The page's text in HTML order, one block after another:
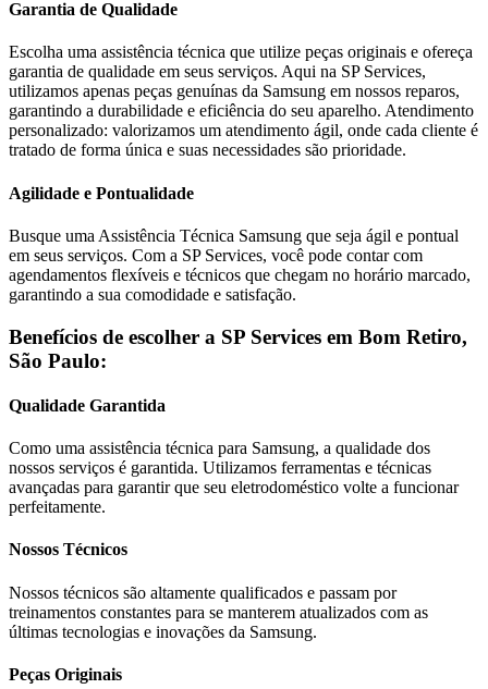
Garantia de Qualidade
Escolha uma assistência técnica que utilize peças originais e ofereça
garantia de qualidade em seus serviços. Aqui na SP Services,
utilizamos apenas peças genuínas da Samsung em nossos reparos,
garantindo a durabilidade e eficiência do seu aparelho. Atendimento
personalizado: valorizamos um atendimento ágil, onde cada cliente é
tratado de forma única e suas necessidades são prioridade.
Agilidade e Pontualidade
Busque uma Assistência Técnica Samsung que seja ágil e pontual
em seus serviços. Com a SP Services, você pode contar com
agendamentos flexíveis e técnicos que chegam no horário marcado,
garantindo a sua comodidade e satisfação.
Benefícios de escolher a SP Services em Bom Retiro,
São Paulo:
Qualidade Garantida
Como uma assistência técnica para Samsung, a qualidade dos
nossos serviços é garantida. Utilizamos ferramentas e técnicas
avançadas para garantir que seu eletrodoméstico volte a funcionar
perfeitamente.
Nossos Técnicos
Nossos técnicos são altamente qualificados e passam por
treinamentos constantes para se manterem atualizados com as
últimas tecnologias e inovações da Samsung.
Peças Originais